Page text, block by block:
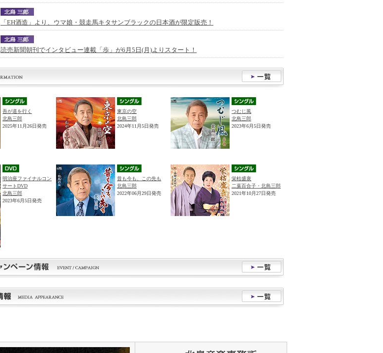
「EH酒造」より、ウマ娘・競走馬キタサンブラックの日本酒が限定販売！
読売新聞朝刊でインタビュー連載「歩」が6月5日(月)よりスタート！
吾が道を行く
北島三郎
2025年11月26日発売
東京の空
北島三郎
2024年11月5日発売
つむじ風
北島三郎
2023年6月5日発売
明治座ファイナルコン
サートDVD
北島三郎
2023年6月5日発売
昔も今も、この先も
北島三郎
2022年06月29日発売
栄枯盛衰
二葉百合子・北島三郎
2021年10月27日発売